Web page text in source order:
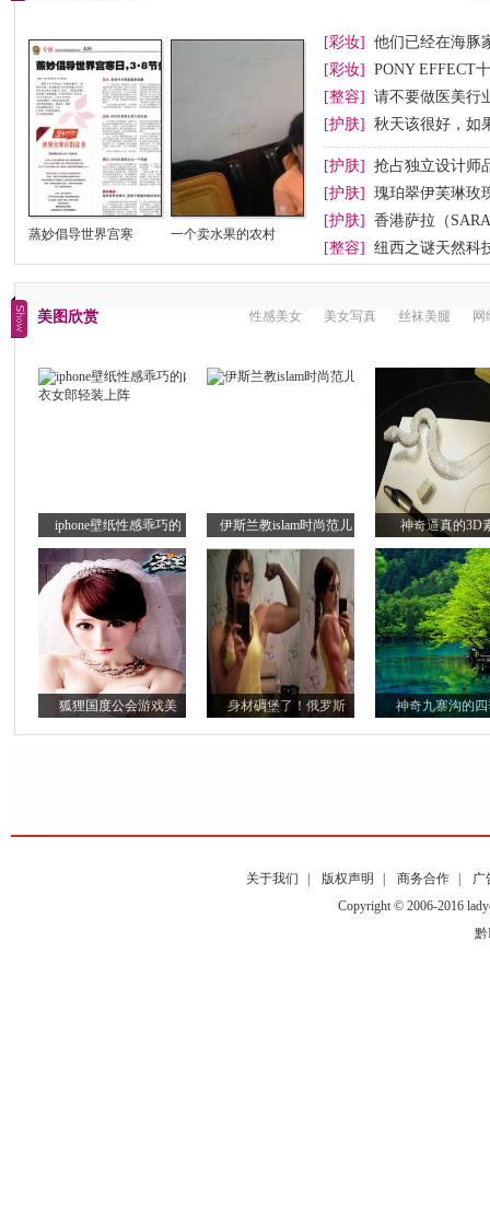
蒸妙倡导世界宫寒 一个卖水果的农村
[彩妆]
他们已经在海豚
[彩妆]
PONY EFFECT
节妆
[整容]
请不要做医美行
[护肤]
秋天该很好，如
[护肤]
抢占独立设计师
[护肤]
瑰珀翠伊芙琳玫
[护肤]
香港萨拉（
[整容]
纽西之谜天然科
美图欣赏 性感美女 美女写真 丝袜美腿 网
iphone壁纸性感乖巧的 伊斯兰教islam时尚范儿 神奇逼真的3D
狐狸国度公会游戏美 身材碉堡了！俄罗斯 神奇九寨沟的
关于我们 版权声明 商务合作
广
Copyright © 2006-2016
黔